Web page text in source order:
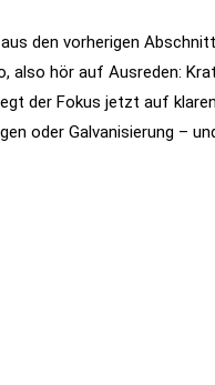
den vorherigen
hör auf Ausreden:
der Fokus jetzt auf
oder Galvanisierung –